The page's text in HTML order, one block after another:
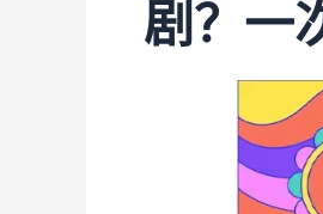
剧？一